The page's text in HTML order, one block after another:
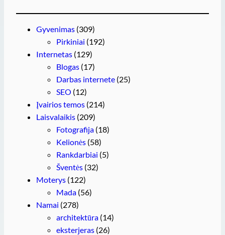
Gyvenimas (309)
Pirkiniai (192)
Internetas (129)
Blogas (17)
Darbas internete (25)
SEO (12)
Įvairios temos (214)
Laisvalaikis (209)
Fotografija (18)
Kelionės (58)
Rankdarbiai (5)
Šventės (32)
Moterys (122)
Mada (56)
Namai (278)
architektūra (14)
eksterjeras (26)